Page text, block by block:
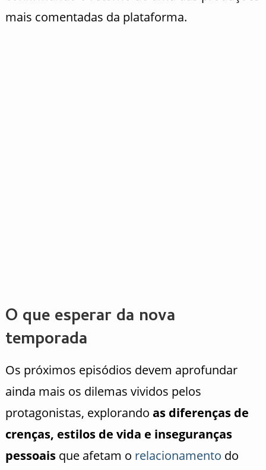
mais comentadas da plataforma.
O que esperar da nova
temporada
Os próximos episódios devem aprofundar
ainda mais os dilemas vividos pelos
protagonistas, explorando as diferenças de
crenças, estilos de vida e inseguranças
pessoaisque afetam o relacionamento do